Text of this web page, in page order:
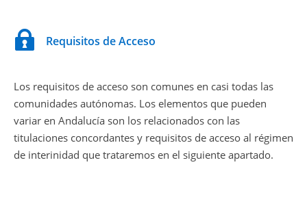
Requisitos de Acceso
Los requisitos de acceso son comunes en casi todas las
comunidades autónomas. Los elementos que pueden
variar en Andalucía son los relacionados con las
titulaciones concordantes y requisitos de acceso al régimen
de interinidad que trataremos en el siguiente apartado.